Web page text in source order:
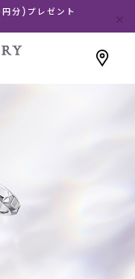
分)プレゼント